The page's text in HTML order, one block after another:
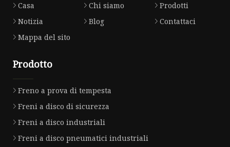
Casa Chi siamo
Prodotti
Notizia
Blog
Contattaci
Mappa del sito
Prodotto
Freno a prova di tempesta
Freni a disco di sicurezza
Freni a disco industriali
Freni a disco pneumatici industriali